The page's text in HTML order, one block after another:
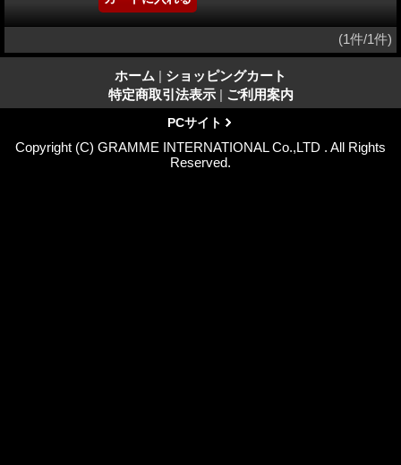
(1件/1件)
ホーム | ショッピングカート
特定商取引法表示 | ご利用案内
PCサイト
Copyright (C) GRAMME INTERNATIONAL Co.,LTD . All Rights
Reserved.